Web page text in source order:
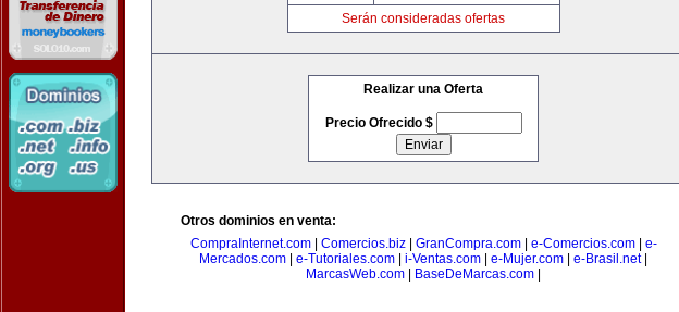
Serán consideradas ofertas
Realizar una Oferta
Precio Ofrecido $
Otros dominios en venta:
CompraInternet.com| Comercios.biz| GranCompra.com| e-Comercios.com| e-
Mercados.com
e-Tutoriales.com i-Ventas.com e-Mujer.com e-Brasil.net|
MarcasWeb.com
BaseDeMarcas.com